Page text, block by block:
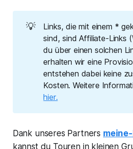
💡
Links, die mit einem *
sind, sind Affiliate-Links
du über einen solchen
erhalten wir eine
entstehen dabei keine
Kosten. Weitere
hier.
Dank unseres Partners
kannst du Touren in kleinen